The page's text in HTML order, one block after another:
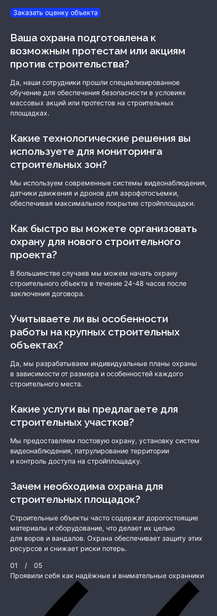
Заказать оценку объекта
Ваша охрана подготовлена к
возможным протестам или акциям
против строительства?
Да, наши сотрудники прошли специализированное
обучение для обеспечения безопасности в условиях
массовых акций или протестов на строительных
площадках.
Какие технологические решения вы
используете для мониторинга
строительных зон?
Мы используем современные системы видеонаблюдения,
датчики движения и дронов для аэрофотосъемки,
обеспечивая максимальное покрытие стройплощадки.
Как быстро вы можете организовать
охрану для нового строительного
проекта?
В большинстве случаев мы можем начать охрану
строительного объекта в течение 24-48 часов после
заключения договора.
Учитываете ли вы особенности
работы на крупных строительных
объектах?
Да, мы разрабатываем индивидуальные планы охраны
в зависимости от размера и особенностей каждого
строительного места.
Какие услуги вы предлагаете для
строительных участков?
Мы предоставляем постовую охрану, установку систем
видеонаблюдения, патрулирование территории
и контроль доступа на стройплощадку.
Зачем необходима охрана для
строительных площадок?
Строительные объекты часто содержат дорогостоящие
материалы и оборудование, что делает их целью
для воров и вандалов. Охрана обеспечивает защиту этих
ресурсов и снижает риски потерь.
01 /
05
Проявили себя как надёжные и внимательные охранники